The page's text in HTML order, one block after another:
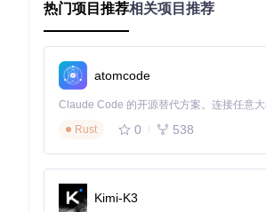
解压至本地目录，双击运行
在图形界面中选择"时间胶囊模式"，
📌 进阶版：命令行脚本精准控制（适合
热门项目推荐相关项目推荐
atomcode
Rust
0 538
Kimi-K3